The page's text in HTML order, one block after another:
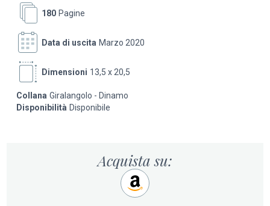
Scappano? Forse: la meta è un'isola al largo dell'Irlanda,
irraggiungibile e magica, e la strada lunga e ricca di
incontri (e scontri) che cambieranno le loro vite…
Un romanzo on the road che non dà tregua fino all'ultima
pagina.
Pagine
180
Data di uscita Marzo 2020
Dimensioni 13,5 x 20,5
Collana Giralangolo - Dinamo
Disponibilità Disponibile
Acquista su: